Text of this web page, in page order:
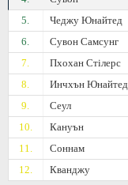
5.
Чеджу Юнайтед
6.
Сувон Самсунг
7.
Пхохан Стілерс
8.
Инчхън Юнайтед
9.
Сеул
10.
Кануън
11.
Соннам
12.
Кванджу